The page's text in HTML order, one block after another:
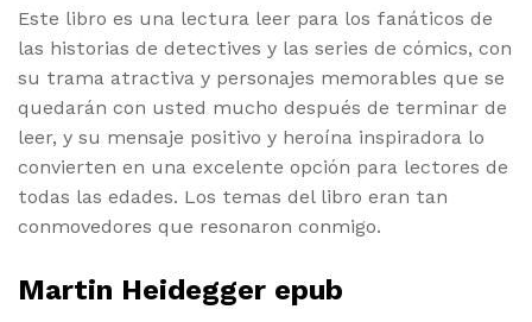
Este libro es una lectura leer para los fanáticos de
las historias de detectives y las series de cómics, con
su trama atractiva y personajes memorables que se
quedarán con usted mucho después de terminar de
leer, y su mensaje positivo y heroína inspiradora lo
convierten en una excelente opción para lectores de
todas las edades. Los temas del libro eran tan
conmovedores que resonaron conmigo.
Martin Heidegger epub